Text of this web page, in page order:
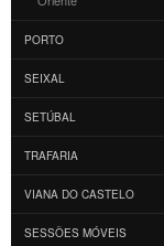
PORTO
SEIXAL
SETÚBAL
TRAFARIA
VIANA DO CASTELO
SESSÕES MÓVEIS